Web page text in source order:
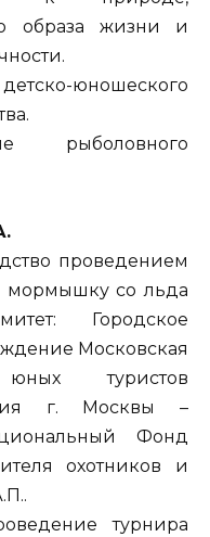
образа жизни и
юношеского
рыболовного
проведением
мормышку со льда
Городское
Московская
туристов
г. Москвы –
Фонд
охотников и
турнира